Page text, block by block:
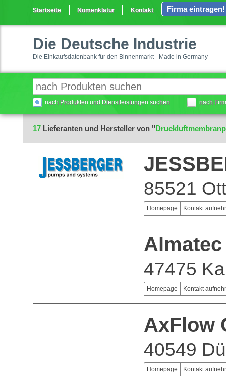
Startseite Nomenklatur Kontakt Firma eintragen!
Die Deutsche Industrie
Die Einkaufsdatenbank für den Binnenmarkt - Made in Germany
nach Produkten und Dienstleistungen suchen nach
17 Lieferanten und Hersteller von "
85521
Homepage Kontakt
47475
Homepage Kontakt
AxFlow
40549
Homepage Kontakt